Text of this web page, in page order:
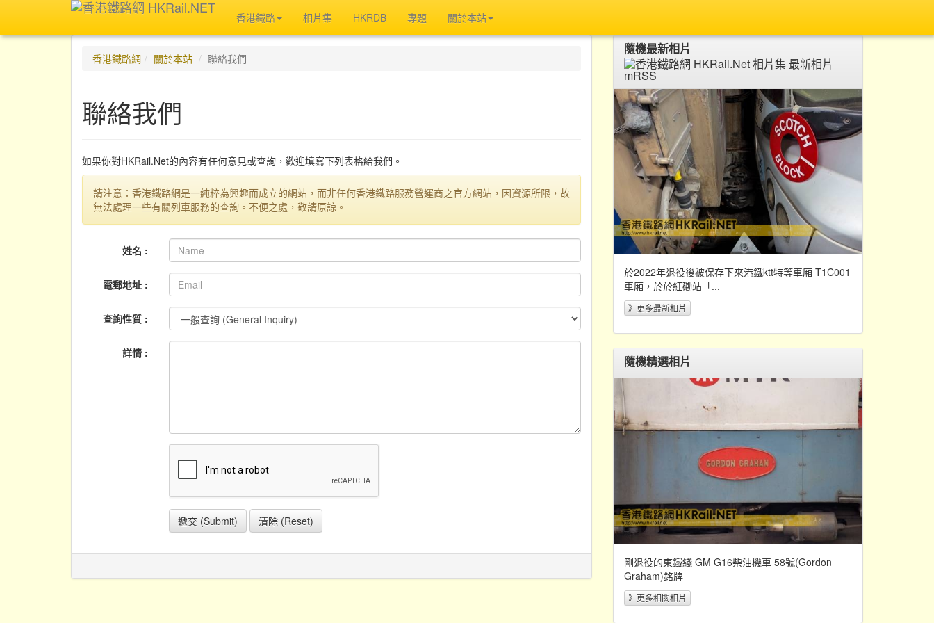
香港鐵路 相片集 HKRDB 專題 關於本站
香港鐵路網 關於本站 聯絡我們
聯絡我們
如果你對HKRail.Net的內容有任何意見或查詢，歡迎填寫下列表格給我們。
請注意：香港鐵路網是一純粹為興趣而成立的網站，而非任何香港鐵路服務營運商之官方網站，因資源所限，故
無法處理一些有關列車服務的查詢。不便之處，敬請原諒。
姓名 :
電郵地址 :
查詢性質 :
詳情 :
隨機最新相片
於2022年退役後被保存下來港鐵ktt特等車廂 T1C001
車廂，於於紅磡站「...
》更多最新相片
隨機精選相片
剛退役的東鐵綫 GM G16柴油機車 58號(Gordon
Graham)銘牌
》更多相關相片